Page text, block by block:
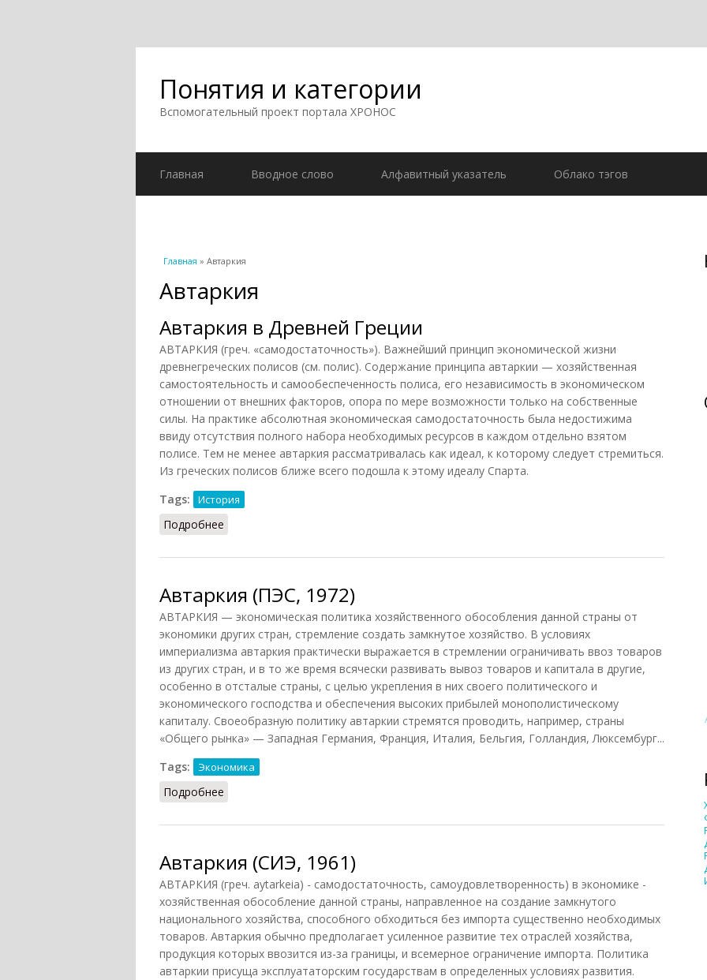
Понятия и категории
Вспомогательный проект портала ХРОНОС
Главная Вводное слово Алфавитный указатель Облако тэгов
Вы здесь
Главная » Автаркия
Автаркия
Автаркия в Древней Греции
АВТАРКИЯ (греч. «самодостаточность»). Важнейший принцип экономической жизни
древнегреческих полисов (см. полис). Содержание принципа автаркии — хозяйственная
самостоятельность и самообеспеченность полиса, его независимость в экономическом
отношении от внешних факторов, опора по мере возможности только на собственные
силы. На практике абсолютная экономическая самодостаточность была недостижима
ввиду отсутствия полного набора необходимых ресурсов в каждом отдельно взятом
полисе. Тем не менее автаркия рассматривалась как идеал, к которому следует стремиться.
Из греческих полисов ближе всего подошла к этому идеалу Спарта.
Tags:
История
Подробнее
Автаркия (ПЭС, 1972)
АВТАРКИЯ — экономическая политика хозяйственного обособления данной страны от
экономики других стран, стремление создать замкнутое хозяйство. В условиях
империализма автаркия практически выражается в стремлении ограничивать ввоз товаров
из других стран, и в то же время всячески развивать вывоз товаров и капитала в другие,
особенно в отсталые страны, с целью укрепления в них своего политического и
экономического господства и обеспечения высоких прибылей монополистическому
капиталу. Своеобразную политику автаркии стремятся проводить, например, страны
«Общего рынка» — Западная Германия, Франция, Италия, Бельгия, Голландия, Люксембург...
Tags:
Экономика
Подробнее
Автаркия (СИЭ, 1961)
АВТАРКИЯ (греч. aytarkeia) - самодостаточность, самоудовлетворенность) в экономике -
хозяйственная обособление данной страны, направленное на создание замкнутого
национального хозяйства, способного обходиться без импорта существенно необходимых
товаров. Автаркия обычно предполагает усиленное развитие тех отраслей хозяйства,
продукция которых ввозится из-за границы, и всемерное ограничение импорта. Политика
автаркии присуща эксплуататорским государствам в определенных условиях развития.